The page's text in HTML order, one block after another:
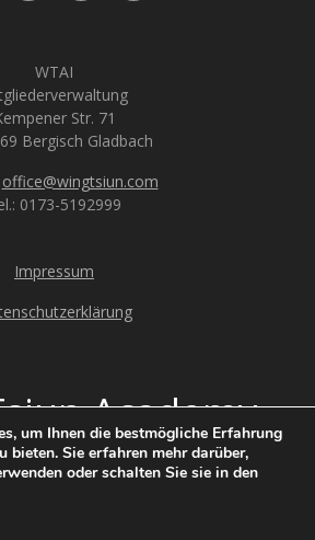
WTAI
Str. 71
Bergisch Gladbach
office@wingtsiun.com
0173-5192999
Impressum
Academy
Academy International. Erstellt mit
und dem
um Ihnen die bestmögliche Erfahrung
bieten. Sie erfahren mehr darüber,
oder schalten Sie sie in den